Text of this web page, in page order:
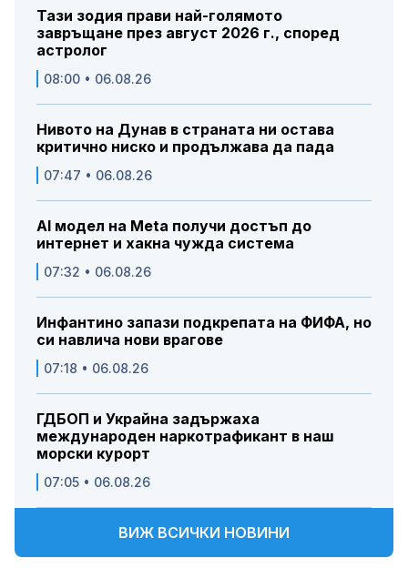
Тази зодия прави най-голямото
завръщане през август 2026 г., според
астролог
08:00 • 06.08.26
Нивото на Дунав в страната ни остава
критично ниско и продължава да пада
07:47 • 06.08.26
AI модел на Meta получи достъп до
интернет и хакна чужда система
07:32 • 06.08.26
Инфантино запази подкрепата на ФИФА, но
си навлича нови врагове
07:18 • 06.08.26
ГДБОП и Украйна задържаха
международен наркотрафикант в наш
морски курорт
07:05 • 06.08.26
ВИЖ ВСИЧКИ НОВИНИ